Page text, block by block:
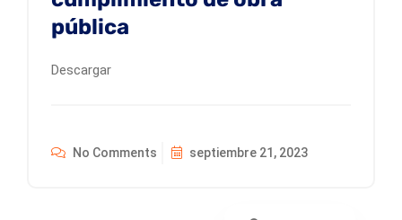
pública
Descargar
No Comments septiembre 21, 2023